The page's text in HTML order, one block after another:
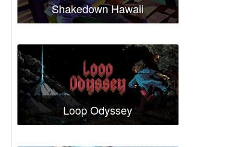
Shakedown Hawaii
Loop Odyssey